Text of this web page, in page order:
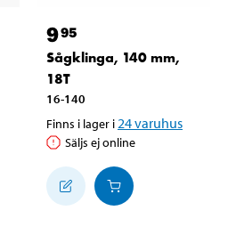
995
Sågklinga, 140 mm,
18T
16-140
Finns i lager i 24varuhus
Säljs ej online